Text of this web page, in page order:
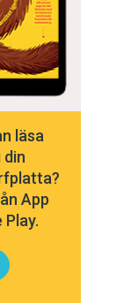
läsa
din
App